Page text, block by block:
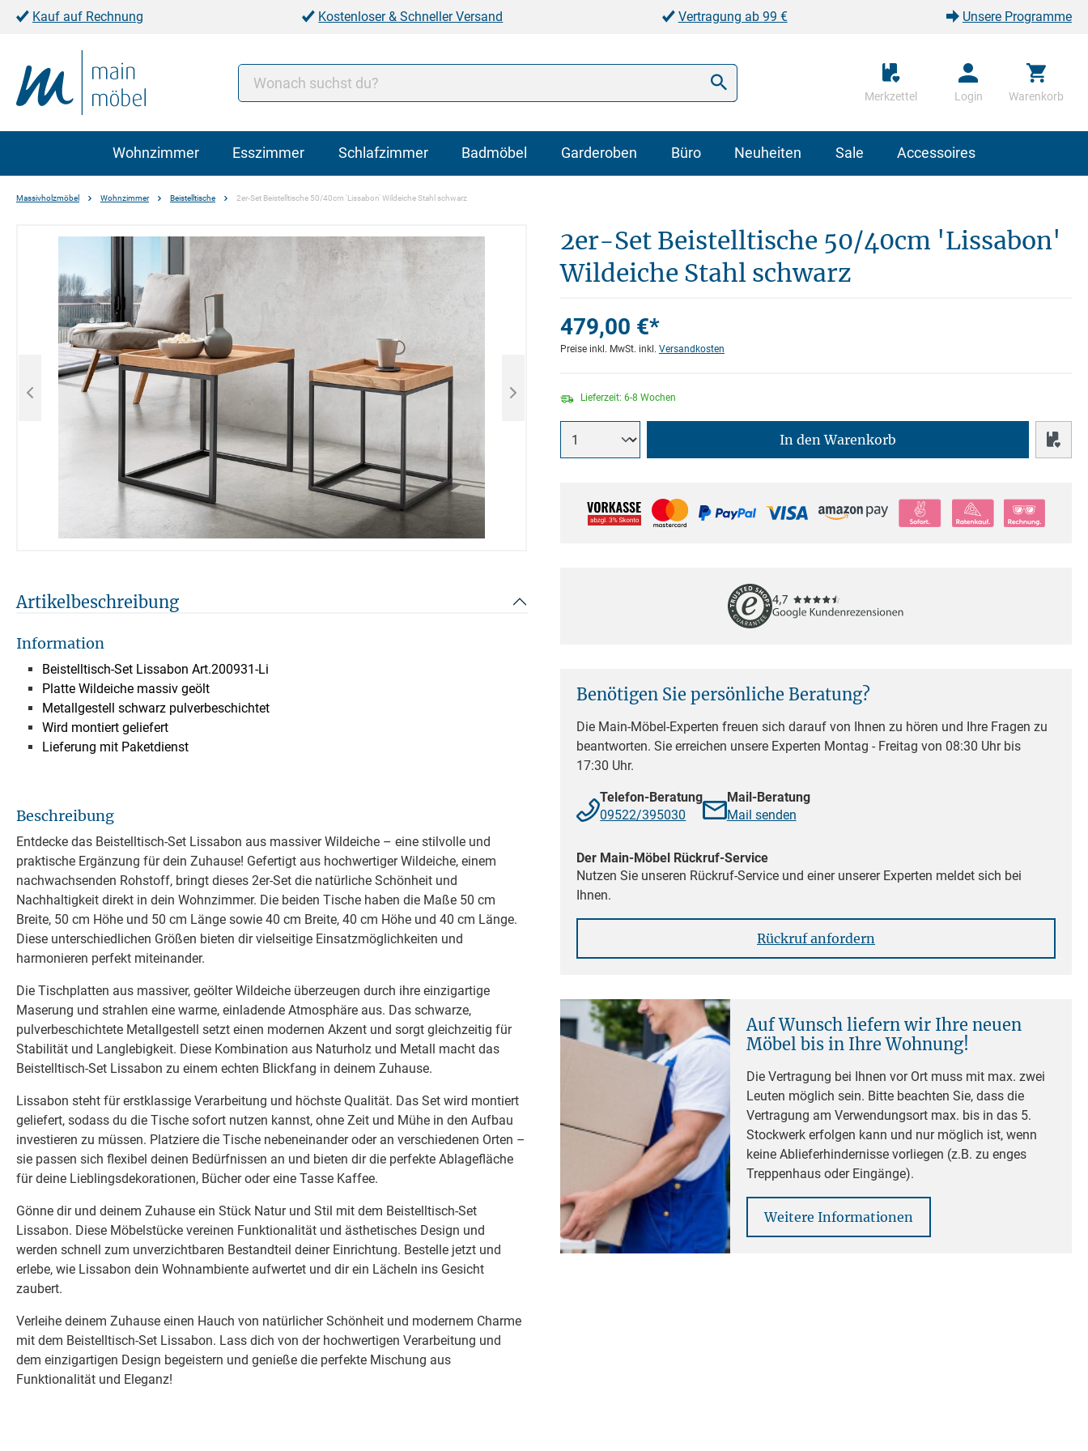
Kauf auf Rechnung Kostenloser & Schneller Versand Vertragung ab 99 € Unsere Programme
Merkzettel Login Warenkorb
Wohnzimmer Esszimmer Schlafzimmer Badmöbel Garderoben Büro Neuheiten Sale Accessoires
Massivholzmöbel Wohnzimmer Beistelltische 2er-Set Beistelltische 50/40cm 'Lissabon' Wildeiche Stahl schwarz
Artikelbeschreibung
Information
Beistelltisch-Set Lissabon Art.200931-Li
Platte Wildeiche massiv geölt
Metallgestell schwarz pulverbeschichtet
Wird montiert geliefert
Lieferung mit Paketdienst
Beschreibung
Entdecke das Beistelltisch-Set Lissabon aus massiver Wildeiche – eine stilvolle und
praktische Ergänzung für dein Zuhause! Gefertigt aus hochwertiger Wildeiche, einem
nachwachsenden Rohstoff, bringt dieses 2er-Set die natürliche Schönheit und
Nachhaltigkeit direkt in dein Wohnzimmer. Die beiden Tische haben die Maße 50 cm
Breite, 50 cm Höhe und 50 cm Länge sowie 40 cm Breite, 40 cm Höhe und 40 cm Länge.
Diese unterschiedlichen Größen bieten dir vielseitige Einsatzmöglichkeiten und
harmonieren perfekt miteinander.
Die Tischplatten aus massiver, geölter Wildeiche überzeugen durch ihre einzigartige
Maserung und strahlen eine warme, einladende Atmosphäre aus. Das schwarze,
pulverbeschichtete Metallgestell setzt einen modernen Akzent und sorgt gleichzeitig für
Stabilität und Langlebigkeit. Diese Kombination aus Naturholz und Metall macht das
Beistelltisch-Set Lissabon zu einem echten Blickfang in deinem Zuhause.
Lissabon steht für erstklassige Verarbeitung und höchste Qualität. Das Set wird montiert
geliefert, sodass du die Tische sofort nutzen kannst, ohne Zeit und Mühe in den Aufbau
investieren zu müssen. Platziere die Tische nebeneinander oder an verschiedenen Orten –
sie passen sich flexibel deinen Bedürfnissen an und bieten dir die perfekte Ablagefläche
für deine Lieblingsdekorationen, Bücher oder eine Tasse Kaffee.
Gönne dir und deinem Zuhause ein Stück Natur und Stil mit dem Beistelltisch-Set
Lissabon. Diese Möbelstücke vereinen Funktionalität und ästhetisches Design und
werden schnell zum unverzichtbaren Bestandteil deiner Einrichtung. Bestelle jetzt und
erlebe, wie Lissabon dein Wohnambiente aufwertet und dir ein Lächeln ins Gesicht
zaubert.
Verleihe deinem Zuhause einen Hauch von natürlicher Schönheit und modernem Charme
mit dem Beistelltisch-Set Lissabon. Lass dich von der hochwertigen Verarbeitung und
dem einzigartigen Design begeistern und genieße die perfekte Mischung aus
Funktionalität und Eleganz!
2er-Set Beistelltische 50/40cm 'Lissabon'
Wildeiche Stahl schwarz
479,00 €*
Preise inkl. MwSt. inkl. Versandkosten
Lieferzeit: 6-8 Wochen
In den Warenkorb
Benötigen Sie persönliche Beratung?
Die Main-Möbel-Experten freuen sich darauf von Ihnen zu hören und Ihre Fragen zu
beantworten. Sie erreichen unsere Experten Montag - Freitag von 08:30 Uhr bis
17:30 Uhr.
Telefon-Beratung
09522/395030
Mail-Beratung
Mail senden
Der Main-Möbel Rückruf-Service
Nutzen Sie unseren Rückruf-Service und einer unserer Experten meldet sich bei
Ihnen.
Rückruf anfordern
Auf Wunsch liefern wir Ihre neuen
Möbel bis in Ihre Wohnung!
Die Vertragung bei Ihnen vor Ort muss mit max. zwei
Leuten möglich sein. Bitte beachten Sie, dass die
Vertragung am Verwendungsort max. bis in das 5.
Stockwerk erfolgen kann und nur möglich ist, wenn
keine Ablieferhindernisse vorliegen (z.B. zu enges
Treppenhaus oder Eingänge).
Weitere Informationen